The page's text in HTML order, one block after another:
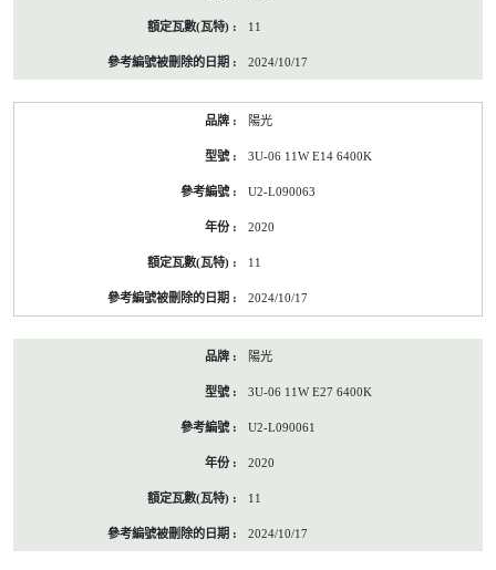
11
2024/10/17
陽光
3U-06 11W E14 6400K
U2-L090063
2020
11
2024/10/17
陽光
3U-06 11W E27 6400K
U2-L090061
2020
11
2024/10/17